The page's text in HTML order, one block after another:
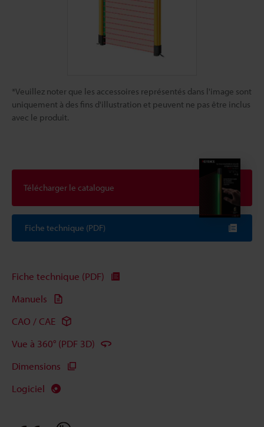
*Veuillez noter que les accessoires représentés dans l'image sont
uniquement à des fins d'illustration et peuvent ne pas être inclus
avec le produit.
Télécharger le catalogue
Fiche technique (PDF)
Fiche technique (PDF)
Manuels
CAO / CAE
Vue à 360° (PDF 3D)
Dimensions
Logiciel